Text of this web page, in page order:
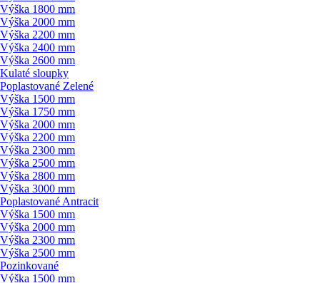
Výška 1800 mm
Výška 2000 mm
Výška 2200 mm
Výška 2400 mm
Výška 2600 mm
Kulaté sloupky
Poplastované Zelené
Výška 1500 mm
Výška 1750 mm
Výška 2000 mm
Výška 2200 mm
Výška 2300 mm
Výška 2500 mm
Výška 2800 mm
Výška 3000 mm
Poplastované Antracit
Výška 1500 mm
Výška 2000 mm
Výška 2300 mm
Výška 2500 mm
Pozinkované
Výška 1500 mm